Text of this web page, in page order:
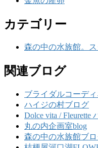
カテゴリー
森の中の水族館。
関連ブログ
ブライダルコーデ
ハイジの村ブログ
Dolce vita / Fleurette
丸の内企画室blog
森の中の水族館ブ